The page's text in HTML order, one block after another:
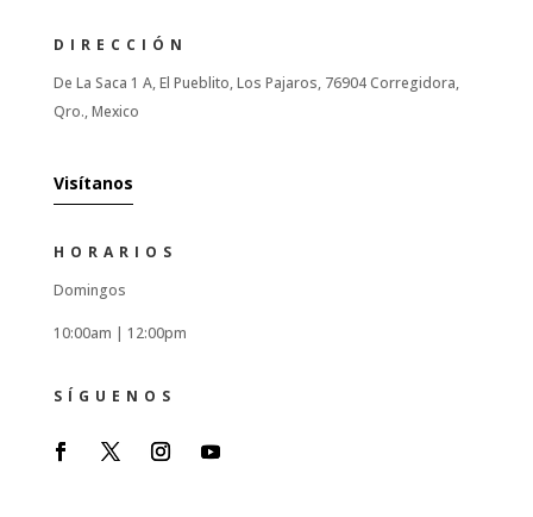
DIRECCIÓN
De La Saca 1 A, El Pueblito, Los Pajaros, 76904 Corregidora,
Qro., Mexico
Visítanos
HORARIOS
Domingos
10:00am | 12:00pm
SÍGUENOS